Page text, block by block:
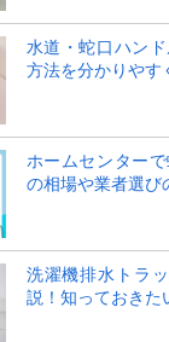
水道・蛇口ハン
方法を分かりやす
ホームセンター
の相場や業者選び
洗濯機排水トラ
説！知っておきた